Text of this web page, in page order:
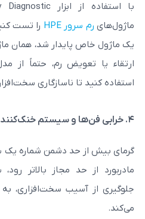
را تست کنید. اگر سرور پس از
شد، همان ماژول را تعویض
سخت‌افزاری ایجاد نشود.
بالاتر رود، سیستم محافظتی
سخت‌افزاری، به ‌طور خودکار سرور